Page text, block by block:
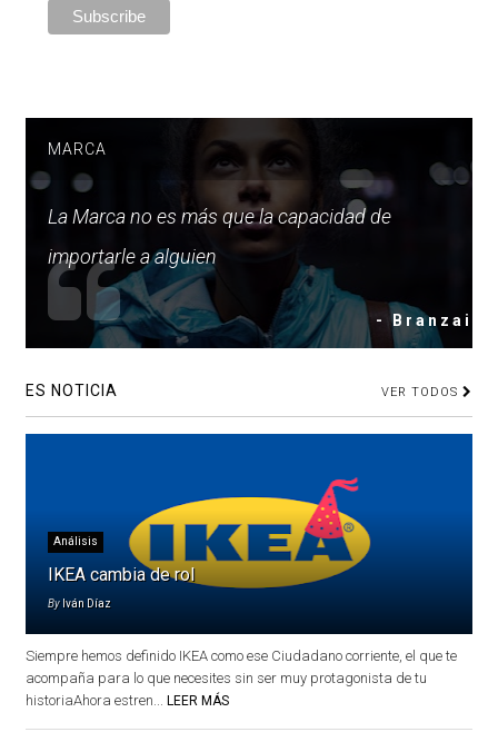
MARCA
La Marca no es más que la capacidad de
importarle a alguien
- Branzai
ES NOTICIA VER TODOS
Análisis
IKEA cambia de rol
By Iván Díaz
Siempre hemos definido IKEA como ese Ciudadano corriente, el que te
acompaña para lo que necesites sin ser muy protagonista de tu
historiaAhora estren...
LEER MÁS